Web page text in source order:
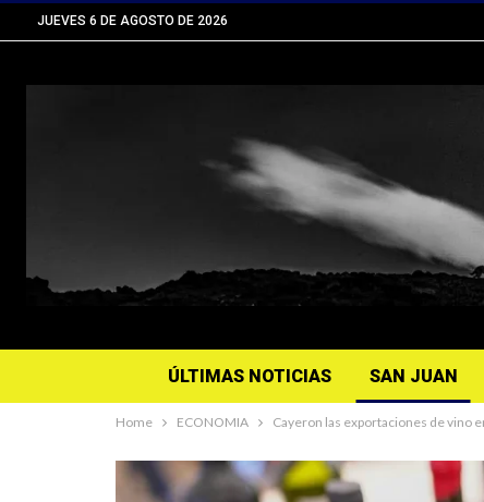
JUEVES 6 DE AGOSTO DE 2026
ÚLTIMAS NOTICIAS SAN JUAN
Home ECONOMIA Cayeron las exportaciones de vino